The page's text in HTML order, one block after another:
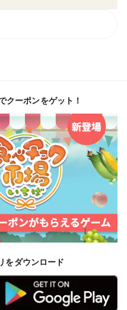
クーポンをゲット！
をダウンロード